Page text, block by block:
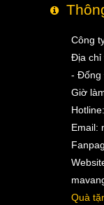
Công
Địa chỉ
- Đống
Giờ
Email:
Quà